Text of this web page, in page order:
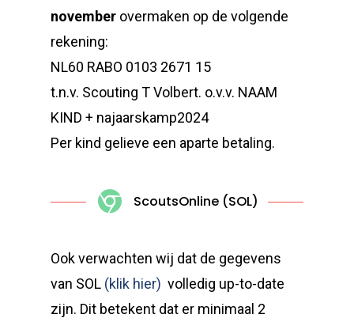
november overmaken op de volgende
rekening:
NL60 RABO 0103 2671 15
t.n.v. Scouting T Volbert. o.v.v. NAAM
KIND + najaarskamp2024
Per kind gelieve een aparte betaling.
ScoutsOnline (SOL)
Ook verwachten wij dat de gegevens
van SOL (klik hier) volledig up-to-date
zijn. Dit betekent dat er minimaal 2